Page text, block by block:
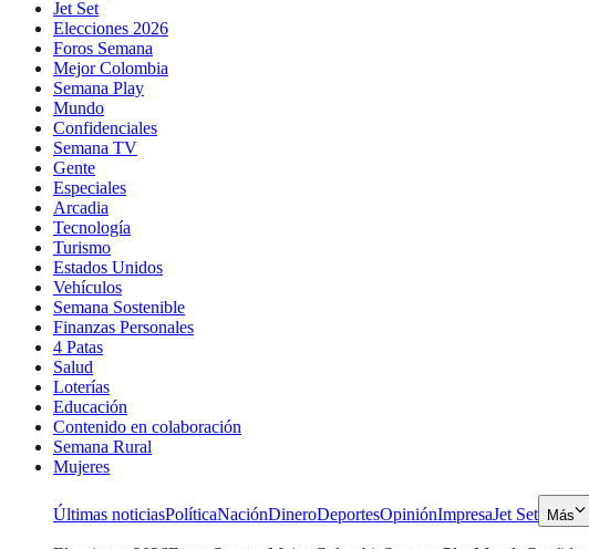
Jet Set
Elecciones 2026
Foros Semana
Mejor Colombia
Semana Play
Mundo
Confidenciales
Semana TV
Gente
Especiales
Arcadia
Tecnología
Turismo
Estados Unidos
Vehículos
Semana Sostenible
Finanzas Personales
4 Patas
Salud
Loterías
Educación
Contenido en colaboración
Semana Rural
Mujeres
Últimas noticiasPolíticaNaciónDineroDeportesOpiniónImpresaJet Set Más